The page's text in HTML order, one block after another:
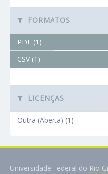
FORMATOS
PDF (1)
CSV (1)
LICENÇAS
Outra (Aberta) (1)
Universidade Federal do Rio